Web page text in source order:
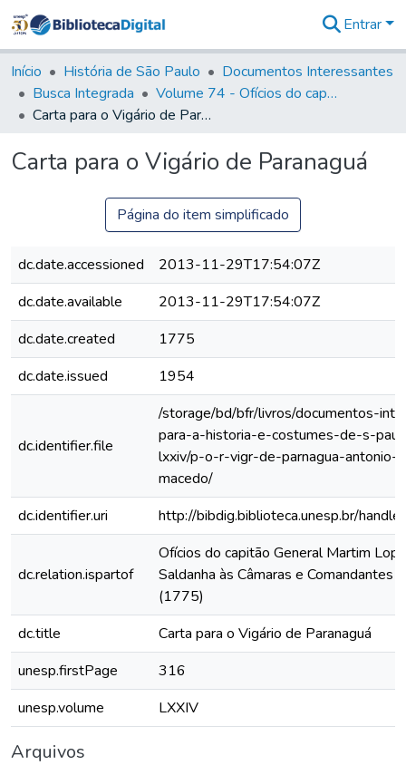
&
Coleções
Tudo na
Biblioteca
Estatísticas
Entrar
Início História de São Paulo
Documentos Interessantes
Busca Integrada
Volume 74 - Ofícios do capitão General Martim Lopes Lobo de Saldanha às Câmaras e Comandantes da Capitania (1775)
Carta para o Vigário de Paranaguá
Carta para o Vigário de Paranaguá
Página do item simplificado
dc.date.accessioned
2013-11-29T17:54:07Z
dc.date.available
2013-11-29T17:54:07Z
dc.date.created
1775
dc.date.issued
1954
dc.identifier.file
/storage/bd/bfr/livros/documentos-
para-a-historia-e-costumes-de-s-
lxxiv/p-o-r-vigr-de-parnagua-antonio-
macedo/
dc.identifier.uri
http://bibdig.biblioteca.unesp.br/
dc.relation.ispartof
Ofícios do capitão General Martim
Saldanha às Câmaras e Comandantes
(1775)
dc.title
Carta para o Vigário de Paranaguá
unesp.firstPage
316
unesp.volume
LXXIV
Arquivos